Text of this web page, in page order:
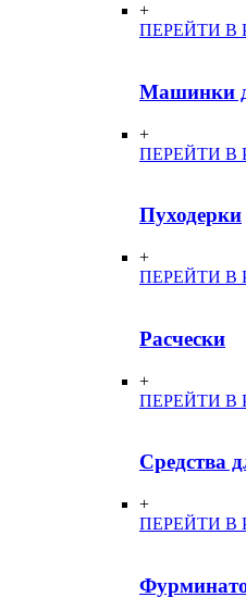
+
ПЕРЕЙТИ В
Машинки
+
ПЕРЕЙТИ В
Пуходерки
+
ПЕРЕЙТИ В
Расчески
+
ПЕРЕЙТИ В
Средства
+
ПЕРЕЙТИ В